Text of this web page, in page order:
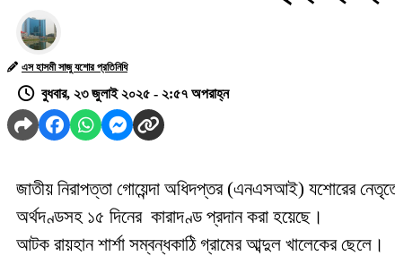
এস হাসমী সাজু যশোর প্রতিনিধি
বুধবার, ২৩ জুলাই ২০২৫ - ২:৫৭ অপরাহ্ন
জাতীয় নিরাপত্তা গোয়েন্দা অধিদপ্তর (এনএসআই) যশোরের
অর্থদণ্ডসহ ১৫ দিনের কারাদণ্ড প্রদান করা হয়েছে।
আটক রায়হান শার্শা সম্বন্ধকাঠি গ্রামের আব্দুল খালেকের ছেলে।